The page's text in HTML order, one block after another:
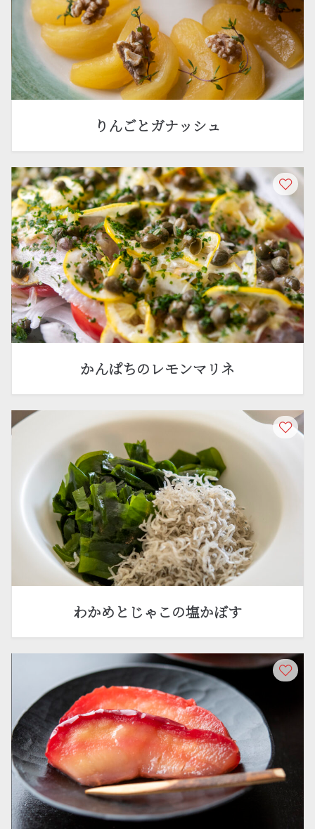
りんごとガナッシュ
かんぱちのレモンマリネ
わかめとじゃこの塩かぼす